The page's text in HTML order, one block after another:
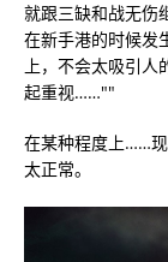
就跟三缺和战无伤
在新手港的时候发
上，不会太吸引
起重视……""
在某种程度上……
太正常。